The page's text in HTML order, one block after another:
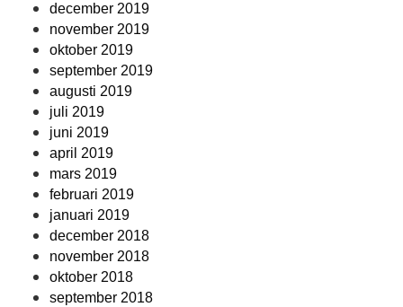
december 2019
november 2019
oktober 2019
september 2019
augusti 2019
juli 2019
juni 2019
april 2019
mars 2019
februari 2019
januari 2019
december 2018
november 2018
oktober 2018
september 2018